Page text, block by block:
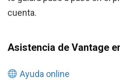
cuenta.
Asistencia de Vantage
Ayuda online